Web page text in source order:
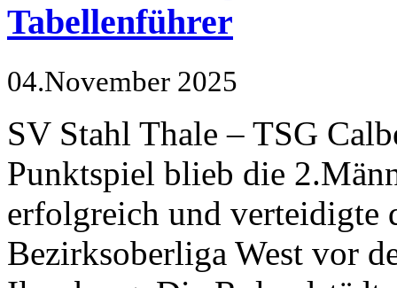
Tabellenführer
04.November 2025
SV Stahl Thale – TSG
Punktspiel blieb die
erfolgreich und verteidigte
Bezirksoberliga West vor